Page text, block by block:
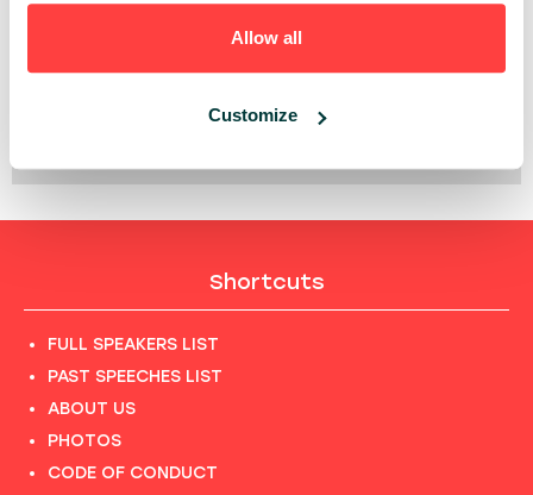
Allow all
Customize
STARTUPY NA FAST TRACKU: JAK INSTYTUCJE I
KORPORACJE NAPĘDZAJĄ AKCELERACJĘ
Shortcuts
FULL SPEAKERS LIST
PAST SPEECHES LIST
ABOUT US
PHOTOS
CODE OF CONDUCT